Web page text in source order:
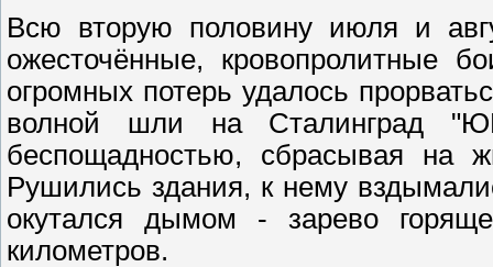
Всю вторую половину июля и
ожесточённые, кровопролитные
огромных потерь удалось
волной шли на Сталинград
беспощадностью, сбрасывая на
Рушились здания, к нему
окутался дымом - зарево
километров.